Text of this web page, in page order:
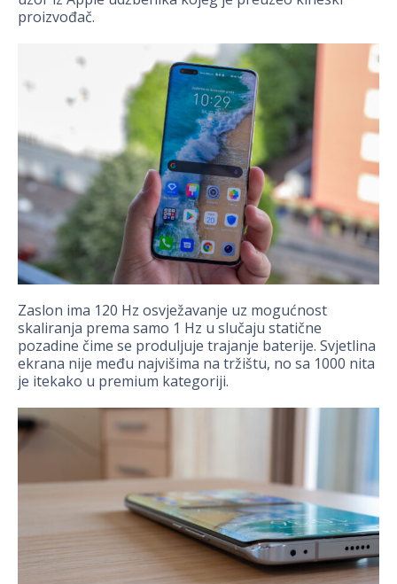
proizvođač.
Zaslon ima 120 Hz osvježavanje uz mogućnost
skaliranja prema samo 1 Hz u slučaju statične
pozadine čime se produljuje trajanje baterije. Svjetlina
ekrana nije među najvišima na tržištu, no sa 1000 nita
je itekako u premium kategoriji.